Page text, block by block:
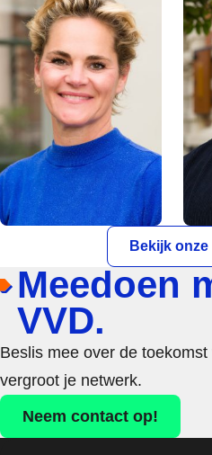
Bekijk
Meedoen
VVD.
Beslis mee over de
vergroot je netwerk.
Neem contact op!